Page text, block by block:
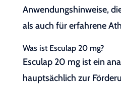
Anwendungshinweise,
als auch für erfahrene
Was ist Esculap 20 mg?
Esculap 20 mg ist ein
hauptsächlich zur